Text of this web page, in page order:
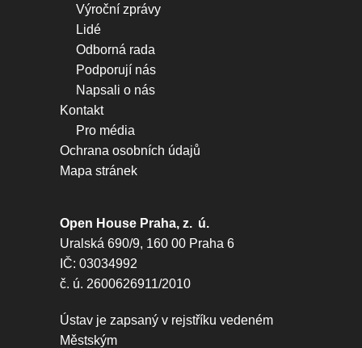
Výroční zprávy
Lidé
Odborná rada
Podporují nás
Napsali o nás
Kontakt
Pro média
Ochrana osobních údajů
Mapa stránek
Open House Praha, z. ú.
Uralská 690/9, 160 00 Praha 6
IČ: 03034992
č. ú. 2600626911/2010
Ústav je zapsaný v rejstříku vedeném
Městským